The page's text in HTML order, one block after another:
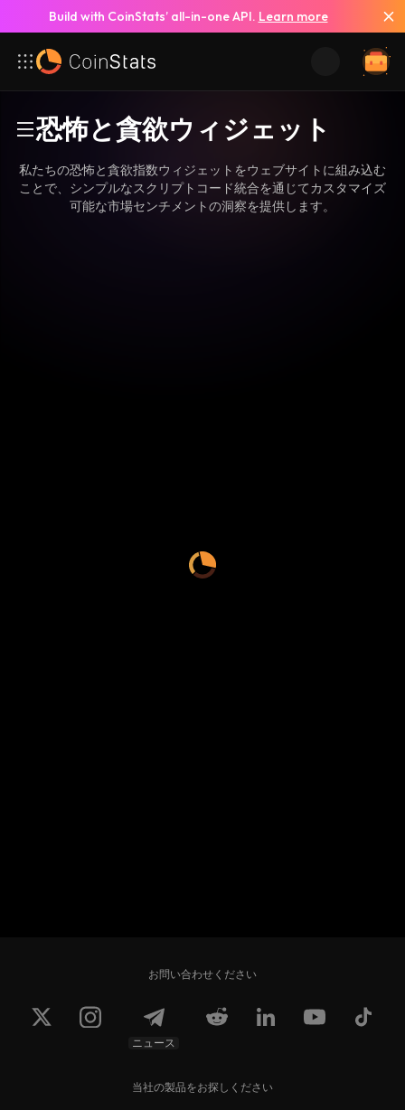
Build with CoinStats’ all-in-one API. Learn more
恐怖と貪欲ウィジェット
私たちの恐怖と貪欲指数ウィジェットをウェブサイトに組み込む
ことで、シンプルなスクリプトコード統合を通じてカスタマイズ
可能な市場センチメントの洞察を提供します。
お問い合わせください
ニュース
当社の製品をお探しください